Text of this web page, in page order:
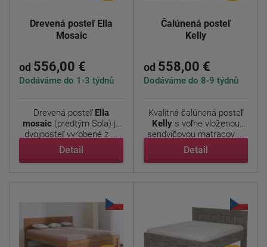
Drevená posteľ Ella
Mosaic
od 556,00 €
Dodáváme do 1-3 týdnů
Drevená posteľ Ella
mosaic(predtým Sola) je
dvojposteľ vyrobené z ...
Detail
Čalúnená posteľ
Kelly
od 558,00 €
Dodáváme do 8-9 týdnů
Kvalitná čalúnená posteľ
Kelly s voľne vloženou
sendvičovou matracov ...
Detail